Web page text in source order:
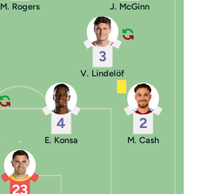
23
4
E. Konsa
2
M. Cash
3
V. Lindelöf
M. Rogers J. McGinn